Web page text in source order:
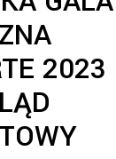
2023